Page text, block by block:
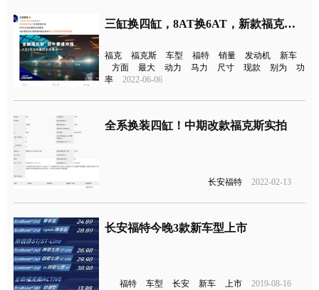
三缸换四缸，8AT换6AT，新款福克斯又火了！
福克 福克斯 车型 福特 销量 发动机
新车
方面
最大 动力 马力 尺寸 现款 别为
功
率
2022-06-06
全系换装四缸！中期改款福克斯实拍
长安福特 2022-02-13
长安福特今晚3款新车型上市
福特 车型 长安 新车 上市 2019-08-16